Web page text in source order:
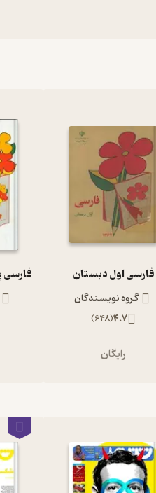
فارسی اول دبستان
گروه نویسندگان
4.7
(
648
)
رایگان